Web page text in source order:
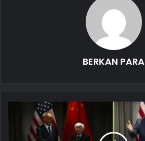
BERKAN PARA